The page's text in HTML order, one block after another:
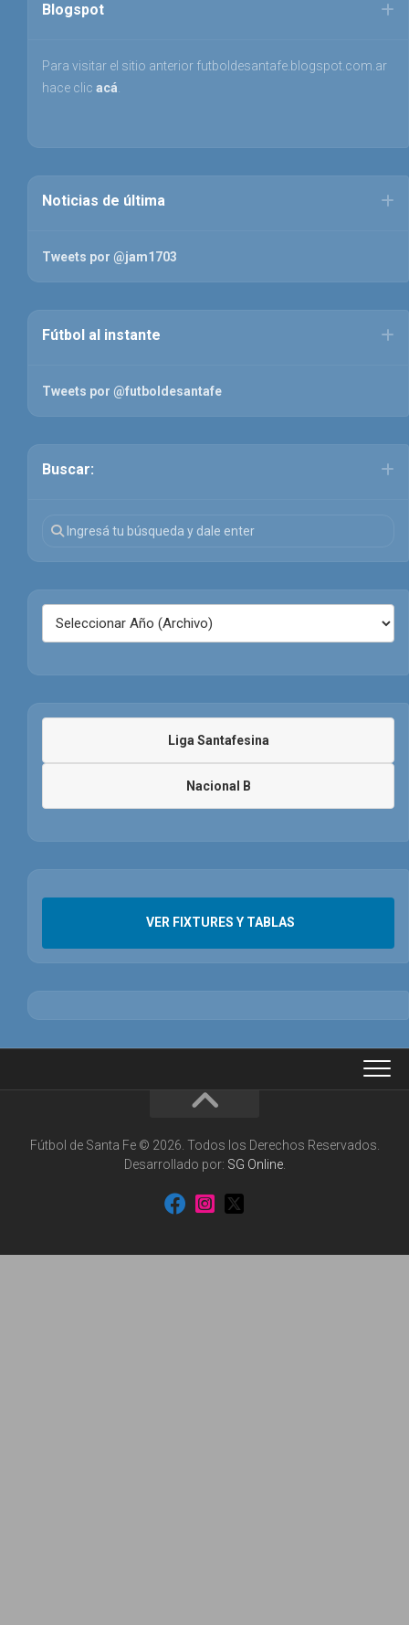
Blogspot
Para visitar el sitio anterior futboldesantafe.blogspot.com.ar
hace clic acá.
Noticias de última
Tweets por @jam1703
Fútbol al instante
Tweets por @futboldesantafe
Buscar:
Liga Santafesina
Nacional B
VER FIXTURES Y TABLAS
Fútbol de Santa Fe © 2026. Todos los Derechos Reservados.
Desarrollado por: SG Online.